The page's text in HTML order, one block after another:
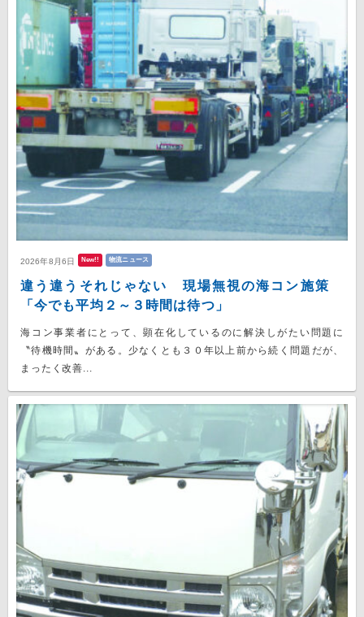
2026年8月6日 New!! 物流ニュース
違う違うそれじゃない 現場無視の海コン施策
「今でも平均２～３時間は待つ」
海コン事業者にとって、顕在化しているのに解決しがたい問題に
〝待機時間〟がある。少なくとも３０年以上前から続く問題だが、
まったく改善...